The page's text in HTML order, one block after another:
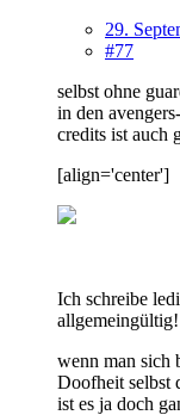
29.
#77
selbst ohne
in den
credits ist auch
[align='center']
Ich schreibe
allgemeingültig!
wenn man sich
Doofheit selbst
ist es ja doch